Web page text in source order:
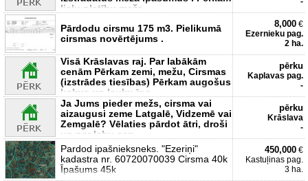
lielu platību meža
Pārdodu cirsmu 175 m3. Pielikumā
cirsmas novērtējums .
8,000 €
Ezernieku pag.
2 ha.
Visā Krāslavas raj. Par labākām
cenām Pērkam zemi, mežu, Cirsmas
(izstrādes tiesības) Pērkam augošus
kokus un lauku īpa
pērku
Kaplavas pag.
-
Ja Jums pieder mežs, cirsma vai
aizaugusi zeme Latgalē, Vidzemē vai
Zemgalē? Vēlaties pārdot ātri, droši
un par labu cen
pērku
Krāslava
-
Pardod ipašnieksneks. "Ezeriņi"
kadastra nr. 60720070039 Cirsma 40k
Īpašums 45k
450,000 €
Kastuļinas pag.
3 ha.